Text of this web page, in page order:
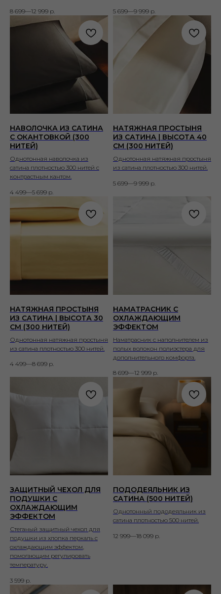
8 699—12 999 р. 5 699—9 999 р.
НАВОЛОЧКА ИЗ САТИНА
С ОКАНТОВКОЙ (300
НИТЕЙ)
Однотонная наволочка из
сатина плотностью 300 нитей с
контрастным кантом.
4 499—5 699 р.
НАТЯЖНАЯ ПРОСТЫНЯ
ИЗ САТИНА | ВЫСОТА 40
СМ (300 НИТЕЙ)
Однотонная натяжная простыня
из сатина плотностью 300 нитей.
5 699—9 999 р.
НАТЯЖНАЯ ПРОСТЫНЯ
ИЗ САТИНА | ВЫСОТА 30
СМ (300 НИТЕЙ)
Однотонная натяжная простыня
из сатина плотностью 300 нитей.
4 499—8 699 р.
НАМАТРАСНИК С
ОХЛАЖДАЮЩИМ
ЭФФЕКТОМ
Наматрасник с наполнителем из
полых волокон полиэстера для
дополнительного комфорта.
8 699—12 999 р.
ЗАЩИТНЫЙ ЧЕХОЛ ДЛЯ
ПОДУШКИ С
ОХЛАЖДАЮЩИМ
ЭФФЕКТОМ
Стеганый защитный чехол для
подушки из хлопка перкаль с
охлаждающим эффектом,
помогающим регулировать
температуру.
3 599 р.
ПОДОДЕЯЛЬНИК ИЗ
САТИНА (500 НИТЕЙ)
Однотонный пододеяльник из
сатина плотностью 500 нитей.
12 999—18 099 р.